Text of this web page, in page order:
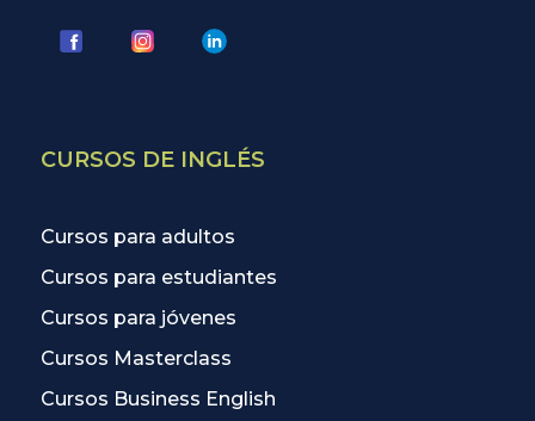
CURSOS DE INGLÉS
Cursos para adultos
Cursos para estudiantes
Cursos para jóvenes
Cursos Masterclass
Cursos Business English